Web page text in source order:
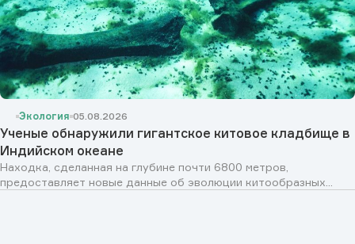
Экология 05.08.2026
Ученые обнаружили гигантское китовое кладбище в
Индийском океане
Находка, сделанная на глубине почти 6800 метров,
предоставляет новые данные об эволюции китообразных...